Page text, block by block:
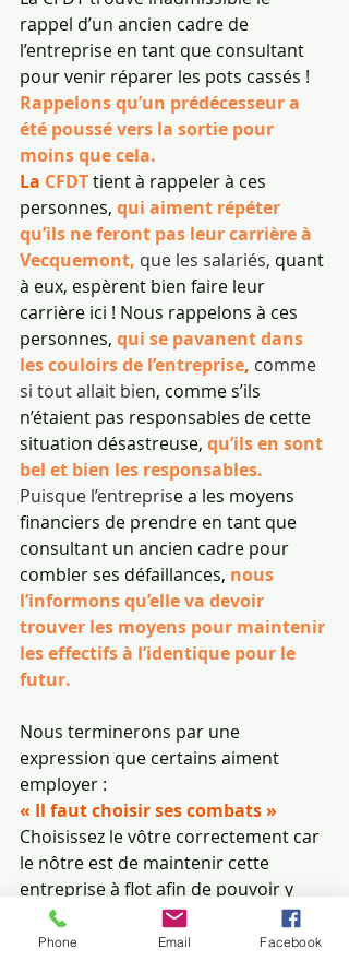
rappel d’un ancien cadre de
l’entreprise en tant que consultant
pour venir réparer les pots cassés !
Rappelons qu’un prédécesseur a
été poussé vers la sortie pour
moins que cela.
La CFDT tient à rappeler à ces
personnes, qui aiment répéter
qu’ils ne feront pas leur carrière à
Vecquemont, que les salariés, quant
à eux, espèrent bien faire leur
carrière ici ! Nous rappelons à ces
personnes, qui se pavanent dans
les couloirs de l’entreprise, comme
si tout allait bien, comme s’ils
n’étaient pas responsables de cette
situation désastreuse, qu’ils en sont
bel et bien les responsables.
Puisque l’entreprise a les moyens
financiers de prendre en tant que
consultant un ancien cadre pour
combler ses défaillances, nous
l’informons qu’elle va devoir
trouver les moyens pour maintenir
les effectifs à l’identique pour le
futur.
Nous terminerons par une
expression que certains aiment
employer :
« Il faut choisir ses combats »
Choisissez le vôtre correctement car
le nôtre est de maintenir cette
entreprise à flot afin de pouvoir y
faire notre carrière !
Phone Email Facebook